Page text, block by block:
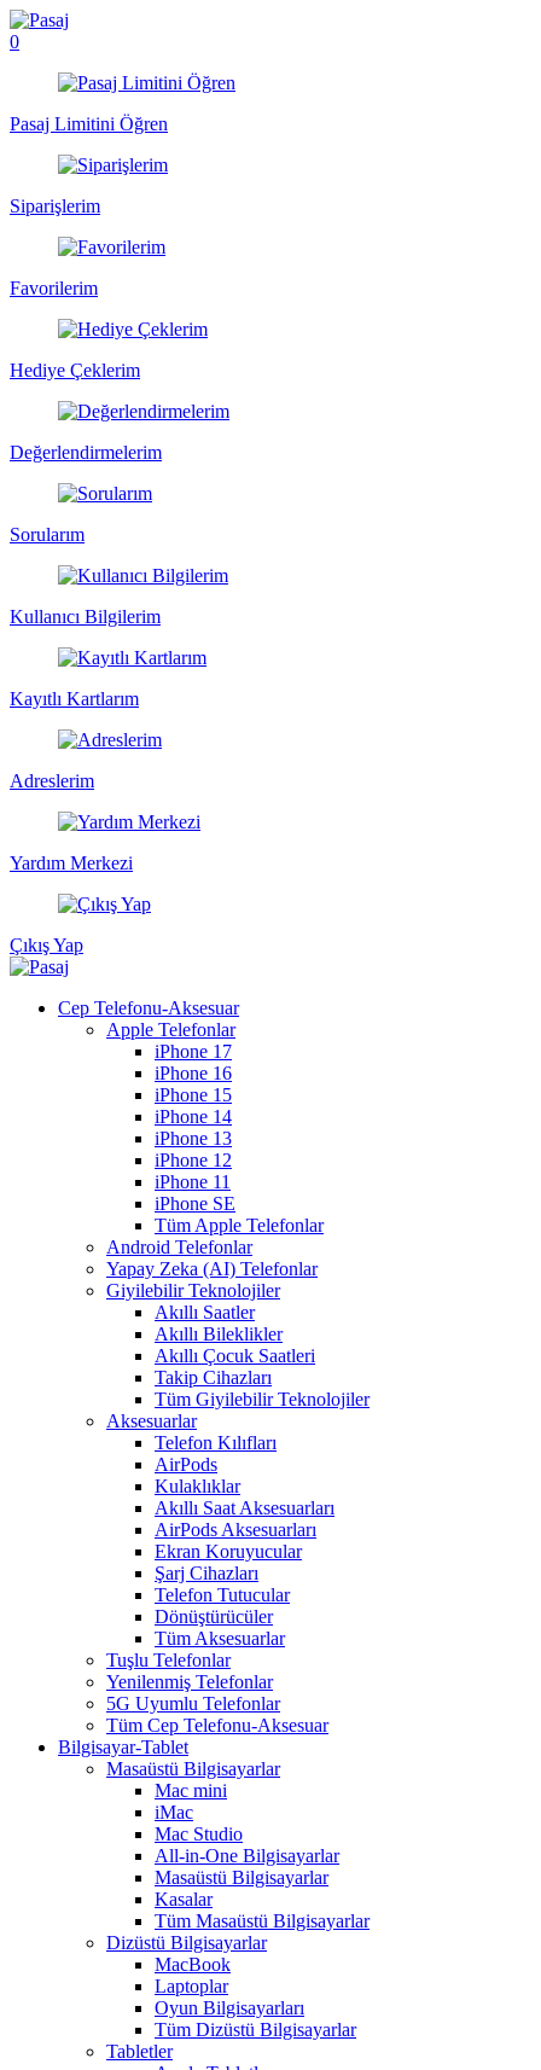
0
Pasaj Limitini Öğren
Siparişlerim
Favorilerim
Hediye Çeklerim
Değerlendirmelerim
Sorularım
Kullanıcı Bilgilerim
Kayıtlı Kartlarım
Adreslerim
Yardım Merkezi
Çıkış Yap
Cep Telefonu-Aksesuar
Apple Telefonlar
iPhone 17
iPhone 16
iPhone 15
iPhone 14
iPhone 13
iPhone 12
iPhone 11
iPhone SE
Tüm Apple Telefonlar
Android Telefonlar
Yapay Zeka (AI) Telefonlar
Giyilebilir Teknolojiler
Akıllı Saatler
Akıllı Bileklikler
Akıllı Çocuk Saatleri
Takip Cihazları
Tüm Giyilebilir Teknolojiler
Aksesuarlar
Telefon Kılıfları
AirPods
Kulaklıklar
Akıllı Saat Aksesuarları
AirPods Aksesuarları
Ekran Koruyucular
Şarj Cihazları
Telefon Tutucular
Dönüştürücüler
Tüm Aksesuarlar
Tuşlu Telefonlar
Yenilenmiş Telefonlar
5G Uyumlu Telefonlar
Tüm Cep Telefonu-Aksesuar
Bilgisayar-Tablet
Masaüstü Bilgisayarlar
Mac mini
iMac
Mac Studio
All-in-One Bilgisayarlar
Masaüstü Bilgisayarlar
Kasalar
Tüm Masaüstü Bilgisayarlar
Dizüstü Bilgisayarlar
MacBook
Laptoplar
Oyun Bilgisayarları
Tüm Dizüstü Bilgisayarlar
Tabletler